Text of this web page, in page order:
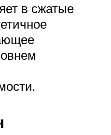
в сжатые